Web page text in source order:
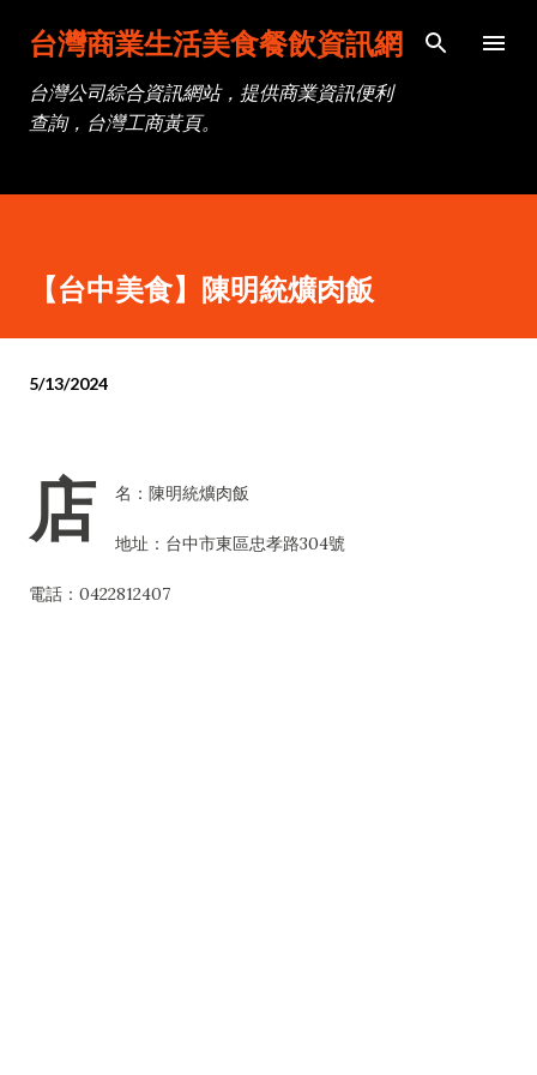
跳到主要內容
台灣商業生活美食餐飲資訊網
台灣公司綜合資訊網站，提供商業資訊便利
查詢，台灣工商黃頁。
【台中美食】陳明統爌肉飯
5/13/2024
店 名：陳明統爌肉飯
地址：台中市東區忠孝路304號
電話：0422812407